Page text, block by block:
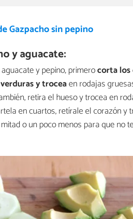
Gazpacho sin pepino
y aguacate:
y pepino, primerocorta los
y troceaen rodajas
retira el hueso y trocea en
en cuartos, retírale el corazón y
o un poco menos para que no